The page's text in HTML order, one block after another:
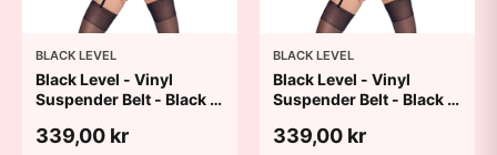
BLACK LEVEL
Black Level - Vinyl
Suspender Belt - Black -
339,00 kr
BLACK LEVEL
Black Level - Vinyl
Suspender Belt - Black -
339,00 kr